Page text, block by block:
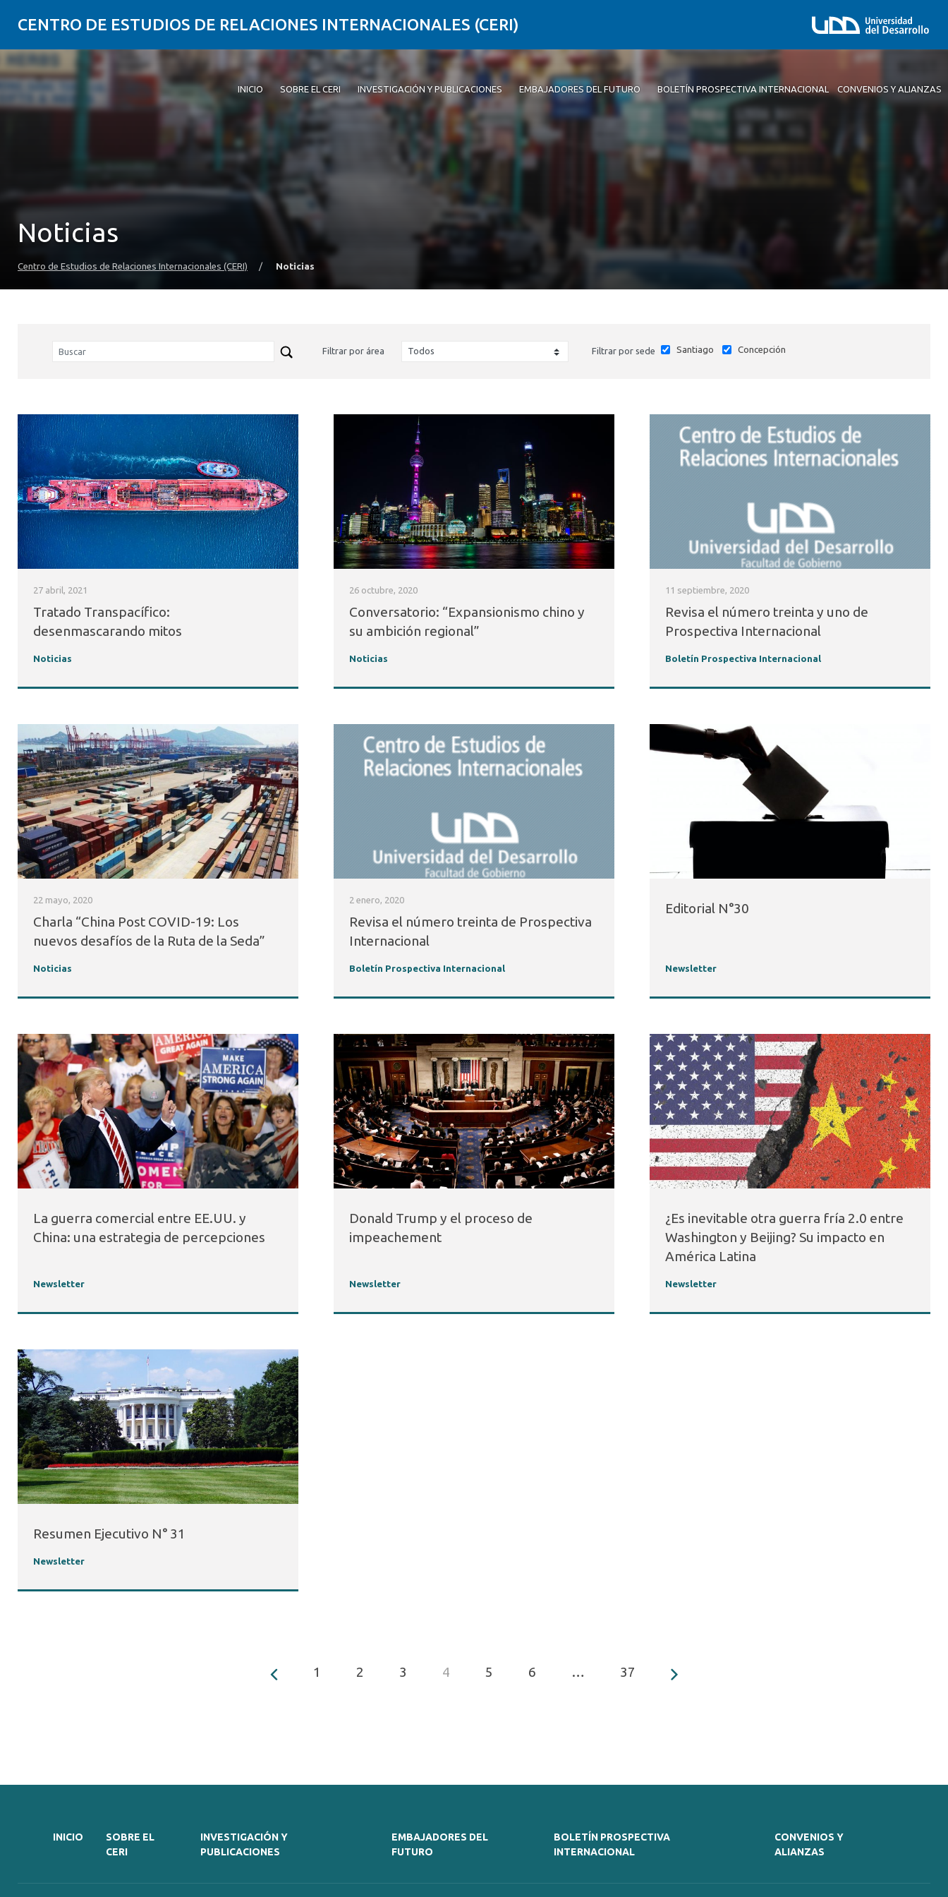
CENTRO DE ESTUDIOS DE RELACIONES INTERNACIONALES (CERI)
INICIO SOBRE EL CERI INVESTIGACIÓN Y PUBLICACIONES EMBAJADORES DEL FUTURO BOLETÍN PROSPECTIVA INTERNACIONAL CONVENIOS Y ALIANZAS
Noticias
Centro de Estudios de Relaciones Internacionales (CERI) / Noticias
Filtrar por área Filtrar por sede Santiago Concepción
27 abril, 2021
Tratado Transpacífico:
desenmascarando mitos
Noticias
26 octubre, 2020
Conversatorio: “Expansionismo chino y
su ambición regional”
Noticias
11 septiembre, 2020
Revisa el número treinta y uno de
Prospectiva Internacional
Boletín Prospectiva Internacional
22 mayo, 2020
Charla “China Post COVID-19: Los
nuevos desafíos de la Ruta de la Seda”
Noticias
2 enero, 2020
Revisa el número treinta de Prospectiva
Internacional
Boletín Prospectiva Internacional
Editorial N°30
Newsletter
La guerra comercial entre EE.UU. y
China: una estrategia de percepciones
Newsletter
Donald Trump y el proceso de
impeachement
Newsletter
¿Es inevitable otra guerra fría 2.0 entre
Washington y Beijing? Su impacto en
América Latina
Newsletter
Resumen Ejecutivo N° 31
Newsletter
1 2 3 4 5 6 … 37
INICIO
SOBRE EL
CERI
INVESTIGACIÓN Y
PUBLICACIONES
EMBAJADORES DEL
FUTURO
BOLETÍN PROSPECTIVA
INTERNACIONAL
CONVENIOS Y
ALIANZAS